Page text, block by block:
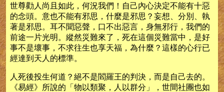
世尊勸人尚且如此，何況我們！自己內心決定不能有十惡
的念頭。意也不能有邪思，什麼是邪思？妄想、分別、執
著是邪思。耳不聞惡聲，口不出惡言，身無邪行，我們的
前途一片光明。縱然災難來了，死在這個災難當中，是好
事不是壞事，不求往生也享天福，為什麼？這樣的心行已
經達到天人的標準。
人死後投生何道？絕不是閻羅王的判決，而是自己去的。
《易經》所說的「物以類聚，人以群分」，世間社團也如